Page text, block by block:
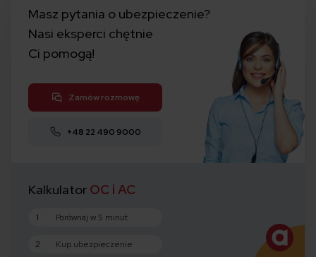
Masz pytania o ubezpieczenie?
Nasi eksperci chętnie
Ci pomogą!
Zamów rozmowę
+48 22 490 9000
Kalkulator OC i AC
1 Porównaj w 5 minut
2 Kup ubezpieczenie